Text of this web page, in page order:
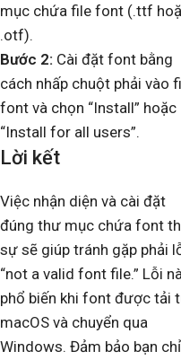
mục chứa file font (.ttf
.otf).
Bước 2: Cài đặt font bằng
cách nhấp chuột phải vào
font và chọn “Install” hoặc
“Install for all users”.
Lời kết
Việc nhận diện và cài đặt
đúng thư mục chứa font
sự sẽ giúp tránh gặp phải
“not a valid font file.” Lỗi
phổ biến khi font được tải
macOS và chuyển qua
Windows. Đảm bảo bạn chỉ